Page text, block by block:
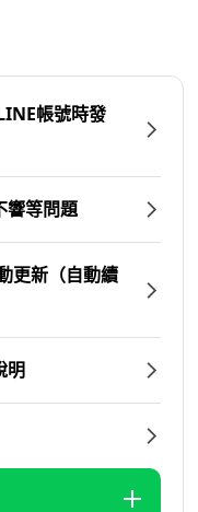
帳號時發
響等問題
更新（自動續
明